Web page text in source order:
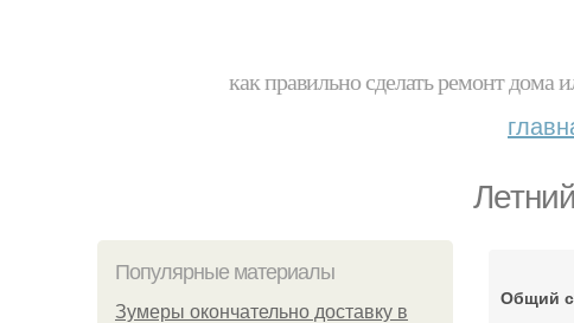
как правильно сделать ремонт дома
Популярные материалы
Зумеры окончательно доставку в
Общий